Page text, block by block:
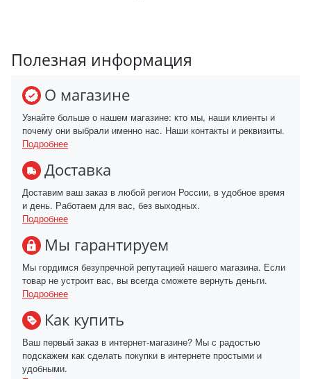
Полезная информация
О магазине
Узнайте больше о нашем магазине: кто мы, наши клиенты и
почему они выбрали именно нас. Наши контакты и реквизиты.
Подробнее
Доставка
Доставим ваш заказ в любой регион России, в удобное время
и день. Работаем для вас, без выходных.
Подробнее
Мы гарантируем
Мы гордимся безупречной репутацией нашего магазина. Если
товар не устроит вас, вы всегда сможете вернуть деньги.
Подробнее
Как купить
Ваш первый заказ в интернет-магазине? Мы с радостью
подскажем как сделать покупки в интернете простыми и
удобными.